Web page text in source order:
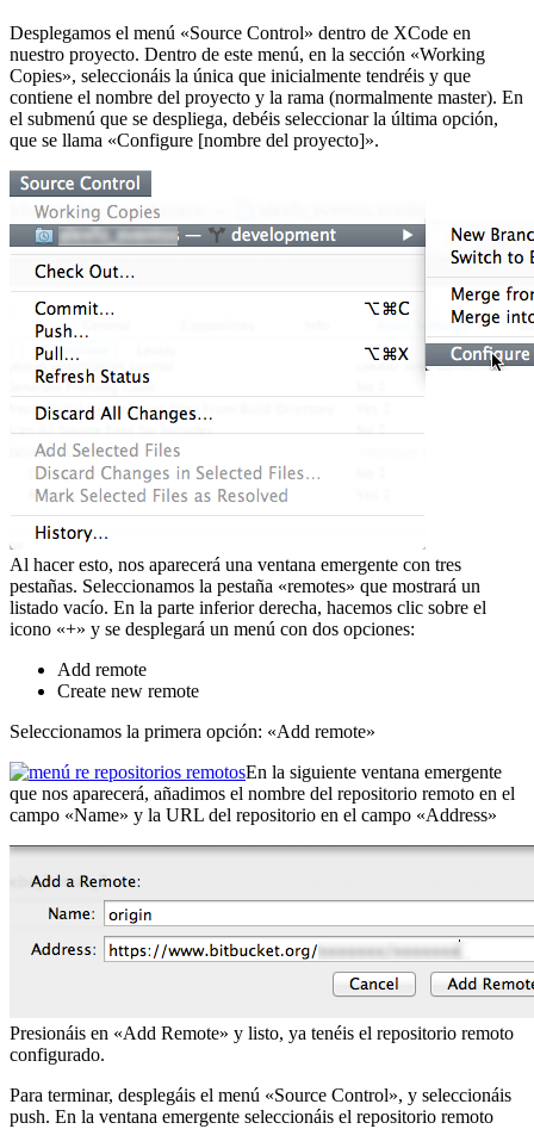
Desplegamos el menú «Source Control» dentro de XCode en
nuestro proyecto. Dentro de este menú, en la sección «Working
Copies», seleccionáis la única que inicialmente tendréis y que
contiene el nombre del proyecto y la rama (normalmente master). En
el submenú que se despliega, debéis seleccionar la última opción,
que se llama «Configure [nombre del proyecto]».
Al hacer esto, nos aparecerá una ventana emergente con tres
pestañas. Seleccionamos la pestaña «remotes» que mostrará un
listado vacío. En la parte inferior derecha, hacemos clic sobre el
icono «+» y se desplegará un menú con dos opciones:
Add remote
Create new remote
Seleccionamos la primera opción: «Add remote»
En la siguiente ventana emergente
que nos aparecerá, añadimos el nombre del repositorio remoto en el
campo «Name» y la URL del repositorio en el campo «Address»
Presionáis en «Add Remote» y listo, ya tenéis el repositorio remoto
configurado.
Para terminar, desplegáis el menú «Source Control», y seleccionáis
push. En la ventana emergente seleccionáis el repositorio remoto